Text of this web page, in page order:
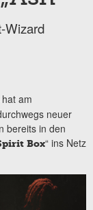
Wizard
hat am
neuer
bereits in den
Box“ ins Netz